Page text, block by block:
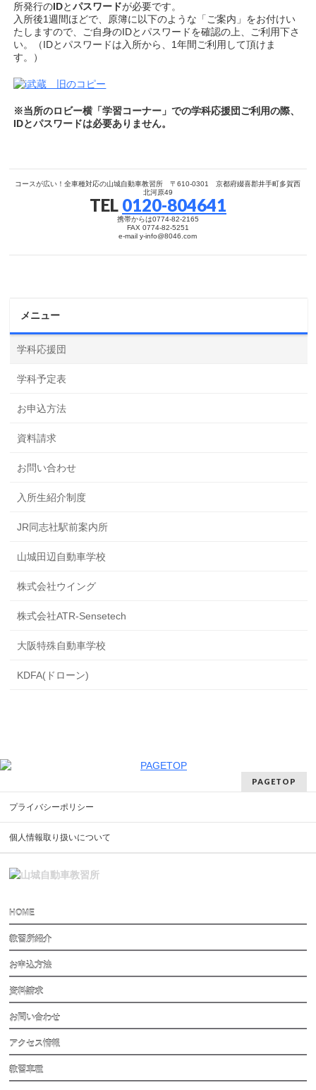
所発行のIDとパスワードが必要です。
入所後1週間ほどで、原簿に以下のような「ご案内」をお付けい
たしますので、ご自身のIDとパスワードを確認の上、ご利用下さ
い。（IDとパスワードは入所から、1年間ご利用して頂けま
す。）
※当所のロビー横「学習コーナー」での学科応援団ご利用の際、
IDとパスワードは必要ありません。
コースが広い！全車種対応の山城自動車教習所 〒610-0301 京都府綴喜郡井手町多賀西
北河原49
TEL 0120-804641
携帯からは0774-82-2165
FAX 0774-82-5251
e-mail y-info@8046.com
メニュー
学科応援団
学科予定表
お申込方法
資料請求
お問い合わせ
入所生紹介制度
JR同志社駅前案内所
山城田辺自動車学校
株式会社ウイング
株式会社ATR-Sensetech
大阪特殊自動車学校
KDFA(ドローン)
PAGETOP
プライバシーポリシー
個人情報取り扱いについて
HOME
教習所紹介
お申込方法
資料請求
お問い合わせ
アクセス情報
教習車種